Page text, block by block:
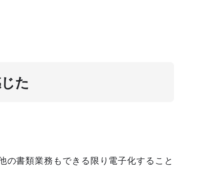
た
の書類業務もできる限り電子化すること